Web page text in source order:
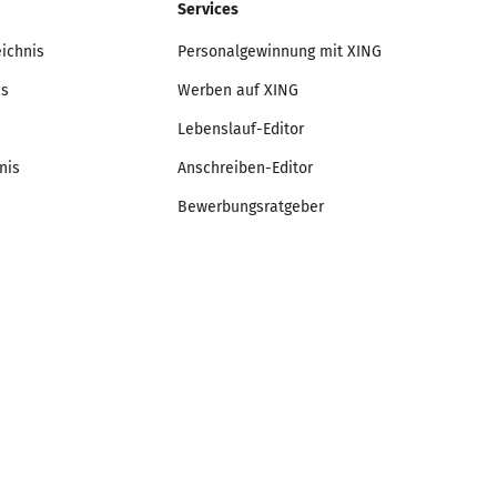
Services
Personalgewinnung mit XING
Werben auf XING
Lebenslauf-Editor
Anschreiben-Editor
Bewerbungsratgeber